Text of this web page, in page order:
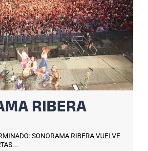
RIBERA
SONORAMA RIBERA VUELVE